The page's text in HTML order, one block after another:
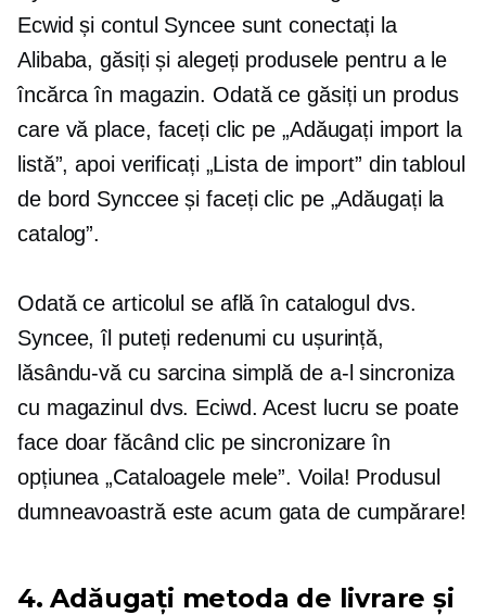
Ecwid și contul Syncee sunt conectați la
Alibaba, găsiți și alegeți produsele pentru a le
încărca în magazin. Odată ce găsiți un produs
care vă place, faceți clic pe „Adăugați import la
listă”, apoi verificați „Lista de import” din tabloul
de bord Synccee și faceți clic pe „Adăugați la
catalog”.
Odată ce articolul se află în catalogul dvs.
Syncee, îl puteți redenumi cu ușurință,
lăsându-vă cu sarcina simplă de a-l sincroniza
cu magazinul dvs. Eciwd. Acest lucru se poate
face doar făcând clic pe sincronizare în
opțiunea „Cataloagele mele”. Voila! Produsul
dumneavoastră este acum gata de cumpărare!
4. Adăugați metoda de livrare și